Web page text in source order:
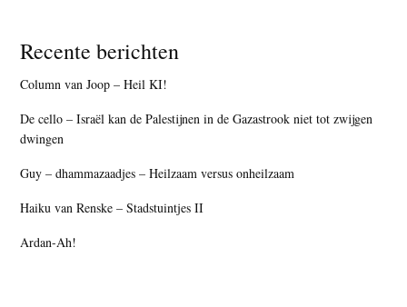
Recente berichten
Column van Joop – Heil KI!
De cello – Israël kan de Palestijnen in de Gazastrook niet tot zwijgen
dwingen
Guy – dhammazaadjes – Heilzaam versus onheilzaam
Haiku van Renske – Stadstuintjes II
Ardan-Ah!